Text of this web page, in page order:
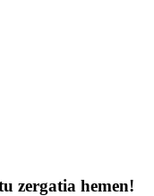
zergatia hemen!